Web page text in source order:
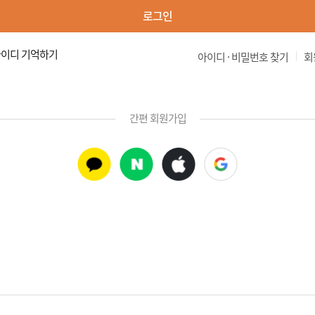
로그인
디 기억하기 |
아이디 · 비밀번호 찾기
간편 회원가입